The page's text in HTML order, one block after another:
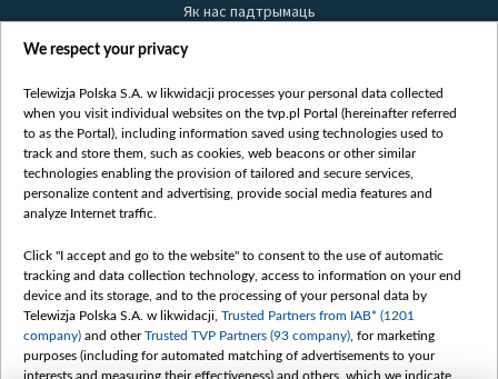
Як нас падтрымаць
Правілы выкарыстання матэрыялаў
Бяспека
Youtube
Белсат news
Белсат Shorts
Жэстачайшы мульт
Belsat English
Biełsat PL
Белсат Now
We respect your privacy
Telewizja Polska S.A. w likwidacji processes your personal data collected
when you visit individual websites on the tvp.pl Portal (hereinafter referred
to as the Portal), including information saved using technologies used to
track and store them, such as cookies, web beacons or other similar
technologies enabling the provision of tailored and secure services,
personalize content and advertising, provide social media features and
analyze Internet traffic.
Click "I accept and go to the website" to consent to the use of automatic
tracking and data collection technology, access to information on your end
device and its storage, and to the processing of your personal data by
Telewizja Polska S.A. w likwidacji, Trusted Partners from IAB* (1201
company) and otherTrusted TVP Partners (93 company) , for marketing
purposes (including for automated matching of advertisements to your
interests and measuring their effectiveness) and others, which we indicate